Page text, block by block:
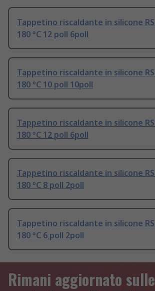
Tappetino riscaldante in silicone RS
180 °C 12 poll 6poll
Tappetino riscaldante in silicone RS
180 °C 10 poll 10poll
Tappetino riscaldante in silicone RS
180 °C 12 poll 6poll
Tappetino riscaldante in silicone RS
180 °C 8 poll 2poll
Tappetino riscaldante in silicone RS
180 °C 6 poll 2poll
Rimani aggiornato